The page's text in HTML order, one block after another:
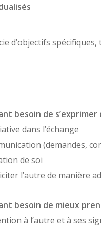
d’objectifs
besoin de s’exprimer
dans l’échange
(demandes,
de soi
l’autre de manière
besoin de mieux
à l’autre et à ses